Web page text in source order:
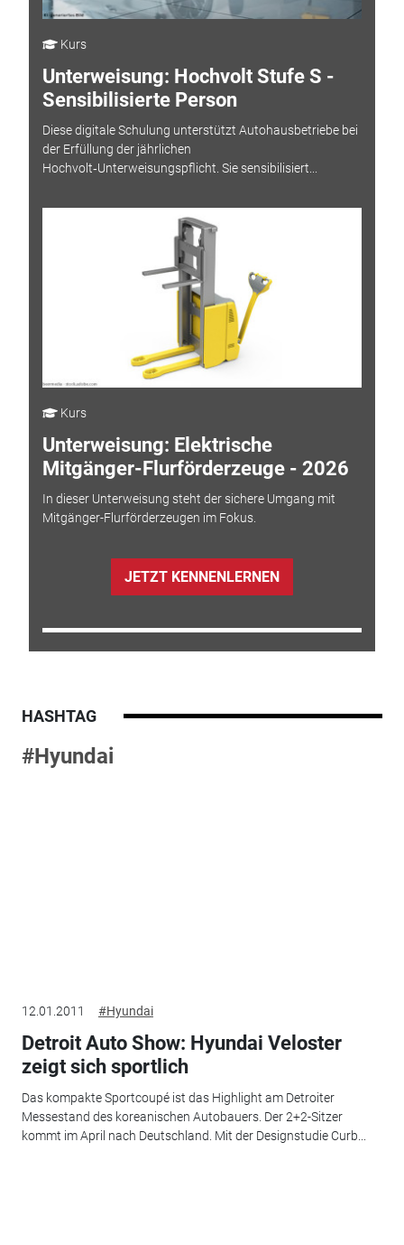
Kurs
Unterweisung: Hochvolt Stufe S -
Sensibilisierte Person
Diese digitale Schulung unterstützt Autohausbetriebe bei
der Erfüllung der jährlichen
Hochvolt‑Unterweisungspflicht. Sie sensibilisiert...
Kurs
Unterweisung: Elektrische
Mitgänger-Flurförderzeuge - 2026
In dieser Unterweisung steht der sichere Umgang mit
Mitgänger-Flurförderzeugen im Fokus.
JETZT KENNENLERNEN
HASHTAG
#Hyundai
12.01.2011 #Hyundai
Detroit Auto Show: Hyundai Veloster
zeigt sich sportlich
Das kompakte Sportcoupé ist das Highlight am Detroiter
Messestand des koreanischen Autobauers. Der 2+2-Sitzer
kommt im April nach Deutschland. Mit der Designstudie Curb...